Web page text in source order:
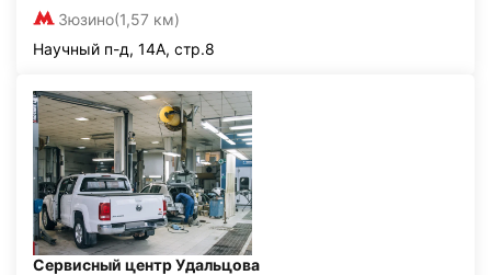
Зюзино(1,57 км)
Научный п-д, 14А, стр.8
Сервисный центр Удальцова